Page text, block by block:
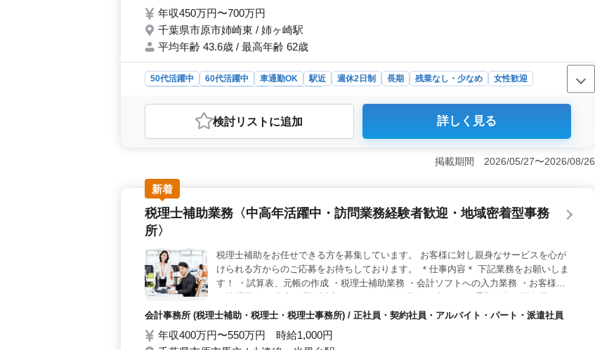
年収450万円〜700万円
千葉県市原市姉崎東 / 姉ヶ崎駅
平均年齢 43.6歳 / 最高年齢 62歳
50代活躍中 60代活躍中 車通勤OK 駅近 週休2日制 長期 残業なし・少なめ
女性歓迎
おすすめポイント
＜働きやすい勤務環境＞ 完全週休2日制（土日祝休み）で、年間休日125日を確保しています。
かせる業務内容＞ 法人税・所得税・相続税等の申告書作成や会計帳簿の作成、経営アドバイス
で待遇面も安心＞ 勤務地は姉ヶ崎駅から徒歩圏内にあります。交通費支給に加え、社会保険完
備など福利厚生も整っており、安心して長く働ける環境です。
検討リスト に追加 詳しく見る
掲載期間 2026/05/27〜2026/08/26
新着
税理士補助業務〈中高年活躍中・訪問業務経験者歓迎・地域密着型事務
所〉
税理士補助をお任せできる方を募集しています。 お客様に対し親身なサービスを心が
けられる方からのご応募をお待ちしております。 ＊仕事内容＊ 下記業務をお願いしま
す！ ・試算表、元帳の作成 ・税理士補助業務 ・会計ソフトへの入力業務 ・お客様へ
ます ◯税理士試験の受験応援、勉強時間を確保したい方は勤務形態の相談に乗ります
めています！
会計事務所 (税理士補助・税理士・税理士事務所) / 正社員・契約社員・アルバイト・パート・派遣社員
年収400万円〜550万円 時給1,000円